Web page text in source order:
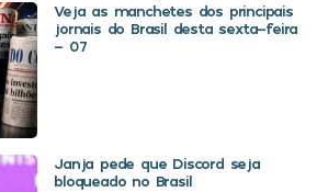
Veja as manchetes dos principais
jornais do Brasil desta sexta-feira
– 07
Janja pede que Discord seja
bloqueado no Brasil